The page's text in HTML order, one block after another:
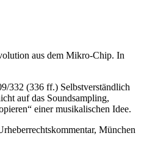
aus dem Mikro-Chip. In
332 (336 ff.) Selbstverständlich
auf das Soundsampling,
einer musikalischen Idee.
München